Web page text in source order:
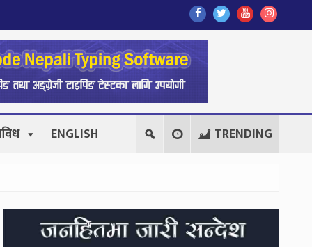
Find
Us
On
Facebook
Find
Us
Find
Us
Follow
Us
ENGLISH TRENDING
Secondary
Sidebar